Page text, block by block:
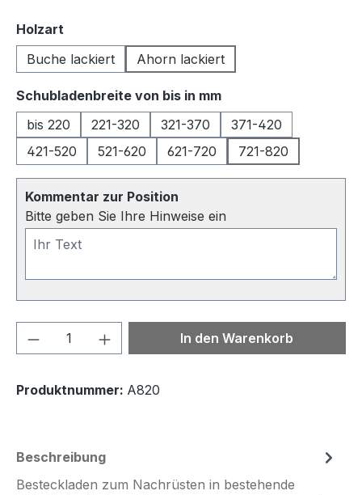
Holzart
Buche lackiert
Ahorn lackiert
Schubladenbreite von bis in mmauswählen
bis 220
221-320 321-370
371-420
421-520
521-620 621-720 721-820
Kommentar zur Position
Bitte geben Sie Ihre Hinweise ein
Produkt Anzahl: Gib denIn den Warenkorb
Produktnummer: A820
Beschreibung
Besteckladen zum Nachrüsten in bestehende